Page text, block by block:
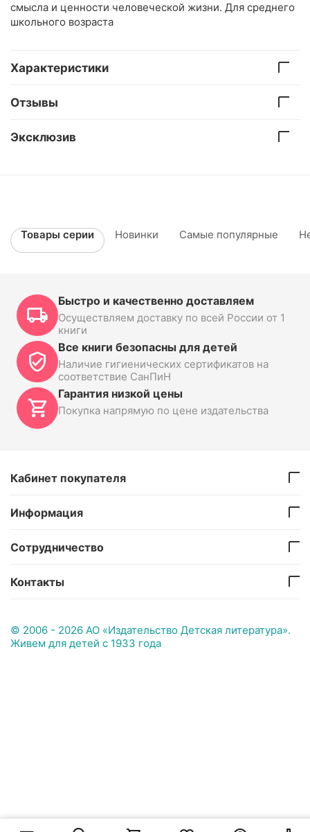
смысла и ценности человеческой жизни. Для среднего
школьного возраста
Характеристики
Отзывы
Эксклюзив
Товары серии Новинки Самые популярные
Быстро и качественно доставляем
Осуществляем доставку по всей России от 1
книги
Все книги безопасны для детей
Наличие гигиенических сертификатов на
соответствие СанПиН
Гарантия низкой цены
Покупка напрямую по цене издательства
Кабинет покупателя
Информация
Сотрудничество
Контакты
© 2006 - 2026 АО «Издательство Детская литература».
Живем для детей с 1933 года